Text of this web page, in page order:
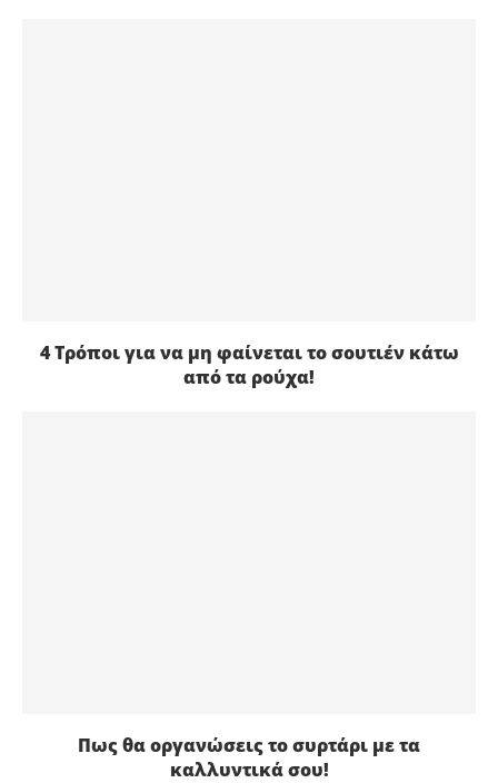
4 Τρόποι για να μη φαίνεται το σουτιέν κάτω
από τα ρούχα!
Πως θα οργανώσεις το συρτάρι με τα
καλλυντικά σου!